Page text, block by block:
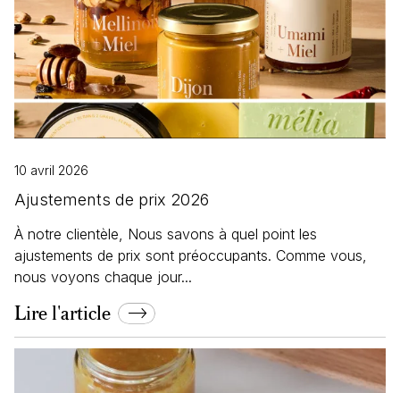
10 avril 2026
Ajustements de prix 2026
À notre clientèle, Nous savons à quel point les
ajustements de prix sont préoccupants. Comme vous,
nous voyons chaque jour...
Lire l'article